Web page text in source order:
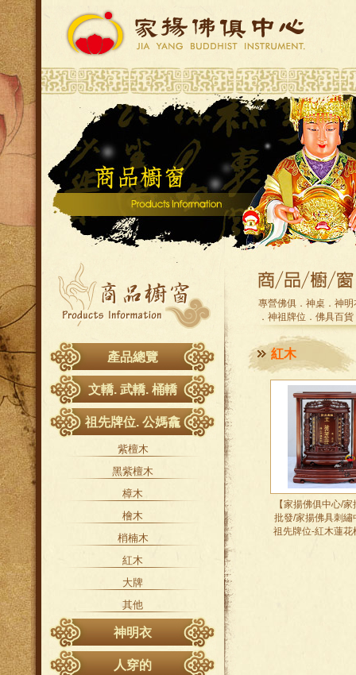
產品總覽
文轎. 武轎. 桶轎
祖先牌位. 公媽龕
紫檀木
黑紫檀木
樟木
檜木
梢楠木
紅木
大牌
其他
神明衣
神衣
人穿的
專營佛俱．神桌．神
．神祖牌位．佛具百
紅木
【家揚佛俱中心/
批發/家揚佛具刺繡
祖先牌位-紅木蓮花